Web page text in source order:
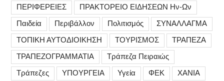
ΠΕΡΙΦΕΡΕΙΕΣ
ΠΡΑΚΤΟΡΕΙΟ ΕΙΔΗΣΕΩΝ Ην-Ων
Παιδεία
Περιβάλλον Πολιτισμός
ΣΥΝΑΛΛΑΓΜΑ
ΤΟΠΙΚΗ ΑΥΤΟΔΙΟΙΚΗΣΗ
ΤΟΥΡΙΣΜΟΣ
ΤΡΑΠΕΖΑ
ΤΡΑΠΕΖΟΓΡΑΜΜΑΤΙΑ
Τράπεζα Πειραιώς
Τράπεζες
ΥΠΟΥΡΓΕΙΑ Υγεία ΦΕΚ ΧΑΝΙΑ